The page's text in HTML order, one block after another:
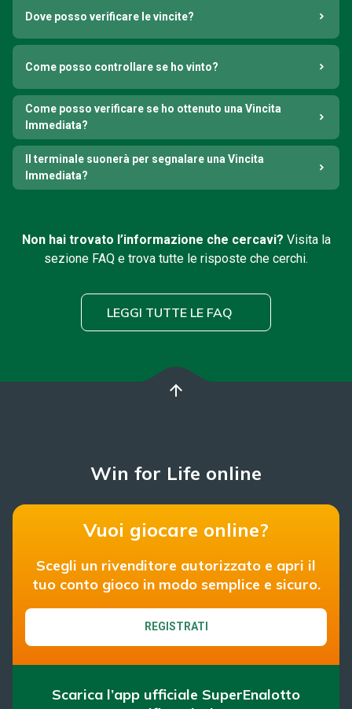
Dove posso verificare le vincite?
Come posso controllare se ho vinto?
Come posso verificare se ho ottenuto una Vincita
Immediata?
Il terminale suonerà per segnalare una Vincita
Immediata?
Non hai trovato l’informazione che cercavi? Visita la
sezione FAQ e trova tutte le risposte che cerchi.
LEGGI TUTTE LE FAQ
arrow_upward
Win for Life online
Vuoi giocare online?
Scegli un rivenditore autorizzato e apri il
tuo conto gioco in modo semplice e sicuro.
REGISTRATI
Scarica l’app ufficiale SuperEnalotto